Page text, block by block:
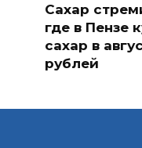
Сахар
где в Пензе
сахар в
рублей